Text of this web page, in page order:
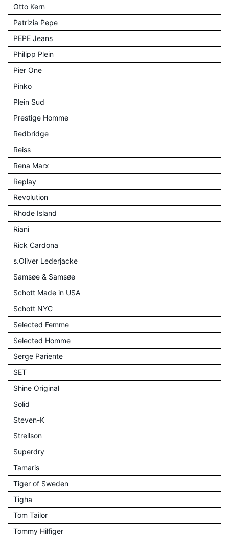
Otto Kern
Patrizia Pepe
PEPE Jeans
Philipp Plein
Pier One
Pinko
Plein Sud
Prestige Homme
Redbridge
Reiss
Rena Marx
Replay
Revolution
Rhode Island
Riani
Rick Cardona
s.Oliver Lederjacke
Samsøe & Samsøe
Schott Made in USA
Schott NYC
Selected Femme
Selected Homme
Serge Pariente
SET
Shine Original
Solid
Steven-K
Strellson
Superdry
Tamaris
Tiger of Sweden
Tigha
Tom Tailor
Tommy Hilfiger